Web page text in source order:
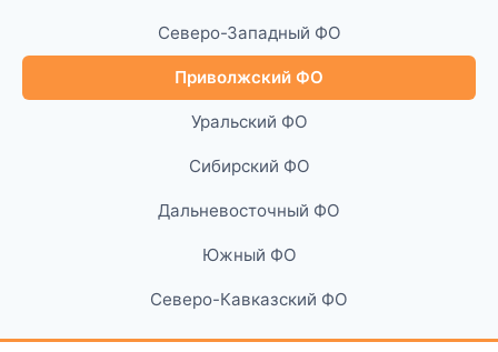
Северо-Западный ФО
Приволжский ФО
Уральский ФО
Сибирский ФО
Дальневосточный ФО
Южный ФО
Северо-Кавказский ФО